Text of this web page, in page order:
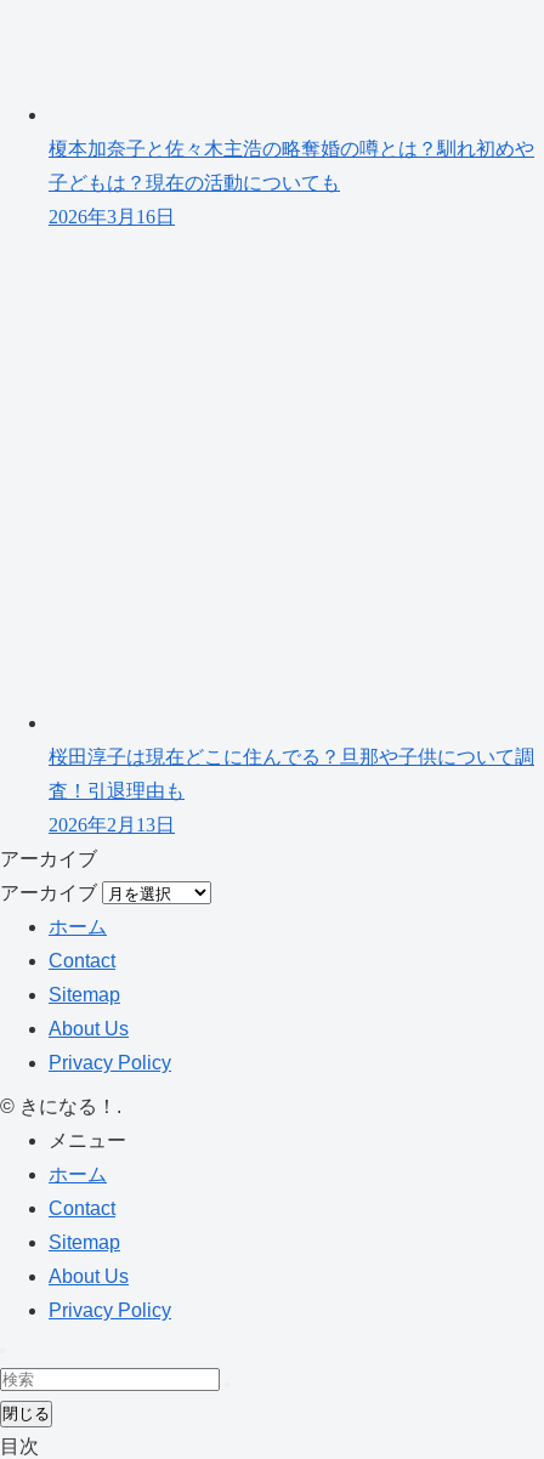
榎本加奈子と佐々木主浩の略奪婚の噂とは？馴れ初めや
子どもは？現在の活動についても
2026年3月16日
桜田淳子は現在どこに住んでる？旦那や子供について調
査！引退理由も
2026年2月13日
アーカイブ
アーカイブ
ホーム
Contact
Sitemap
About Us
Privacy Policy
© きになる！.
メニュー
ホーム
Contact
Sitemap
About Us
Privacy Policy
閉じる
目次